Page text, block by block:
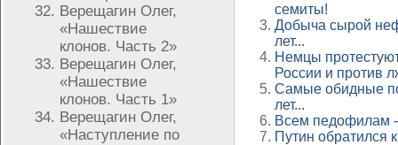
Верещагин Олег,
«Нашествие
клонов. Часть 2»
Верещагин Олег,
«Нашествие
клонов. Часть 1»
Верещагин Олег,
«Наступление по
семиты!
Добыча сырой
лет...
Немцы
России и против
Самые обидные
лет...
Всем педофилам -
Путин обратился